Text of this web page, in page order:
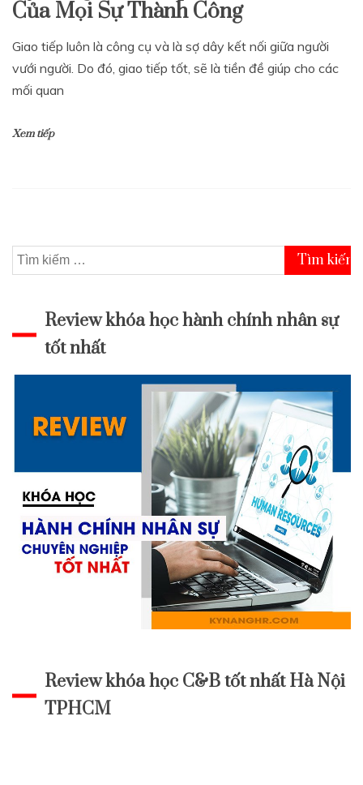
Của Mọi Sự Thành Công
Giao tiếp luôn là công cụ và là sợ dây kết nối giữa người
vưới người. Do đó, giao tiếp tốt, sẽ là tiền đề giúp cho các
mối quan
Xem tiếp
Tìm
kiếm
Review khóa học hành chính nhân sự
tốt nhất
Review khóa học C&B tốt nhất Hà Nội
TPHCM